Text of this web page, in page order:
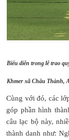
Biểu diễn trong lễ trao
Khmer xã Châu Thành,
Cùng với đó, các
góp phần hình
câu lạc bộ này,
thành danh như: